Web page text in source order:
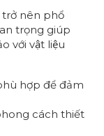
trở nên phổ
trọng giúp
với vật liệu
hợp để đảm
cách thiết